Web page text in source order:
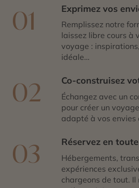
l’Exchange District, avec ses
remarquablement préservés,
Winnipeg était un centre
Aujourd’hui, la ville se
institutions culturelles, comme le
les droits de la personne, dont
Winnipeg séduit enfin par son
artistique dynamique. Festivals,
gastronomie reflètent la diversité
habitants. Malgré son climat
sont au cœur de l’expérience.
s’immerger dans une destination
au cœur duCanada, où
s’expriment avec force et
01 Exprimez vos
Remplissez notre
laissez libre cours à
voyage :
idéale…
02 Co-construisez
Échangez avec un
pour créer un
adapté à vos
03 Réservez en
Hébergements,
expériences
chargeons de tout. Il